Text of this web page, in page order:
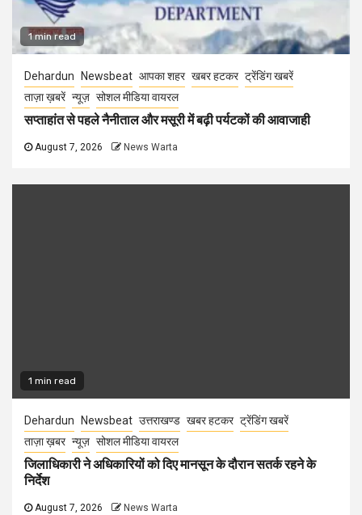
1 min read
Dehardun Newsbeat आपका शहर खबर हटकर ट्रेंडिंग खबरें
ताज़ा ख़बरें न्यूज़ सोशल मीडिया वायरल
सप्ताहांत से पहले नैनीताल और मसूरी में बढ़ी पर्यटकों की आवाजाही
August 7, 2026 News Warta
1 min read
Dehardun Newsbeat उत्तराखण्ड खबर हटकर ट्रेंडिंग खबरें
ताज़ा ख़बर न्यूज़ सोशल मीडिया वायरल
जिलाधिकारी ने अधिकारियों को दिए मानसून के दौरान सतर्क रहने के
निर्देश
August 7, 2026 News Warta